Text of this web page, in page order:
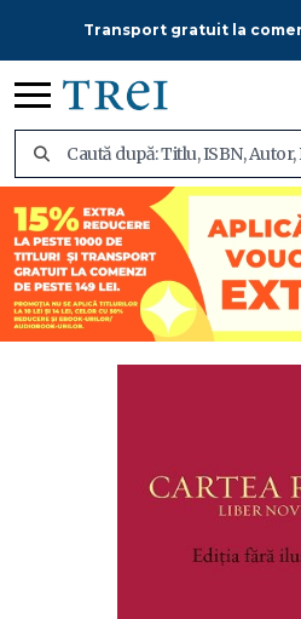
Transport gratuit la